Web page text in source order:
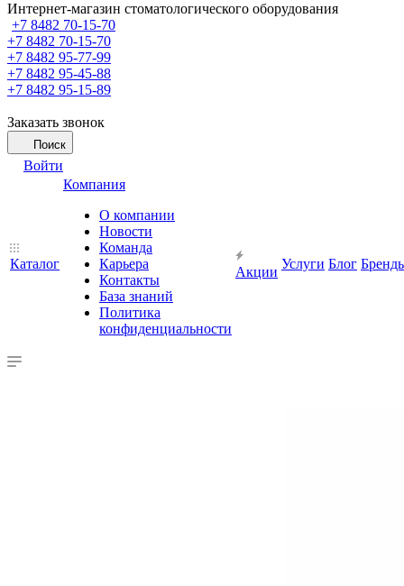
Интернет-магазин стоматологического оборудования
+7 8482 70-15-70
+7 8482 70-15-70
+7 8482 95-77-99
+7 8482 95-45-88
+7 8482 95-15-89
Заказать звонок
Поиск
Войти
Каталог
Компания
О компании
Новости
Команда
Карьера
Контакты
База знаний
Политика
конфиденциальности
Акции
Услуги Блог